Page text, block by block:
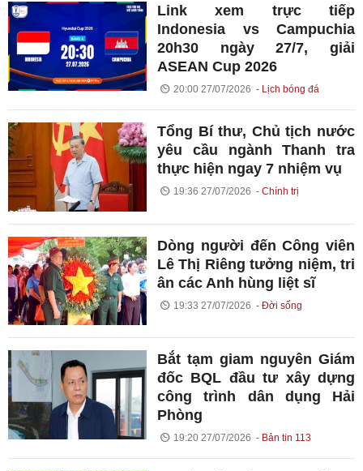
Link xem trực tiếp
Indonesia vs Campuchia
20h30 ngày 27/7, giải
ASEAN Cup 2026
20:00 27/07/2026 Lịch bóng đá
Tổng Bí thư, Chủ tịch nước
yêu cầu ngành Thanh tra
thực hiện ngay 7 nhiệm vụ
19:36 27/07/2026 Chính trị
Dòng người đến Công viên
Lê Thị Riêng tưởng niệm, tri
ân các Anh hùng liệt sĩ
19:33 27/07/2026 Đời sống
Bắt tạm giam nguyên Giám
đốc BQL đầu tư xây dựng
công trình dân dụng Hải
Phòng
19:20 27/07/2026 Bản tin 113